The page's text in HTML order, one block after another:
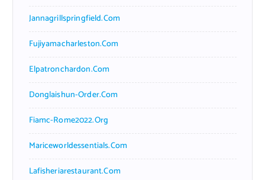
Jannagrillspringfield.com
Fujiyamacharleston.com
Elpatronchardon.com
Donglaishun-Order.com
Fiamc-Rome2022.org
Mariceworldessentials.com
Lafisheriarestaurant.com